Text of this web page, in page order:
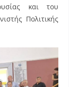
και του
Πολιτικής